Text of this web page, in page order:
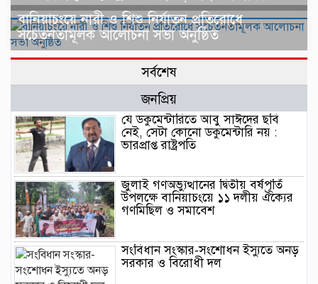
বানিয়াচংয়ে নারী ও শিশু নির্যাতন প্রতিরোধে
সচেতনতামূলক আলোচনা সভা অনুষ্ঠিত
সর্বশেষ
জনপ্রিয়
যে ডকুমেন্টারিতে আবু সাঈদের ছবি
নেই, সেটা কোনো ডকুমেন্টারি নয় :
ভারপ্রাপ্ত রাষ্ট্রপতি
জুলাই গণঅভ্যুত্থানের দ্বিতীয় বর্ষপূর্তি
উপলক্ষে বানিয়াচংয়ে ১১ দলীয় ঐক্যের
গণমিছিল ও সমাবেশ
সংবিধান সংস্কার-সংশোধন ইস্যুতে অনড়
সরকার ও বিরোধী দল